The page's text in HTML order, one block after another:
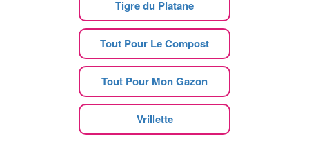
Tigre du Platane
Tout Pour Le Compost
Tout Pour Mon Gazon
Vrillette